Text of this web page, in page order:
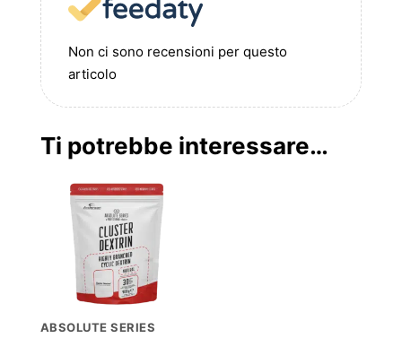
Non ci sono recensioni per questo
articolo
Ti potrebbe interessare…
ABSOLUTE SERIES